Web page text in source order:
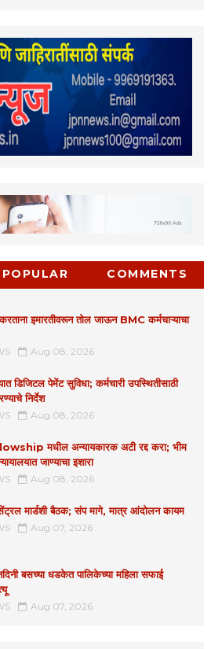
POPULAR COMMENTS
इमारतीवरून तोल जाऊन BMC कर्मचाऱ्याचा
Aug 08, 2026
डिजिटल पेमेंट सुविधा; कर्मचारी उपस्थितीसाठी
निर्देश
Aug 08, 2026
मधील अन्यायकारक अटी रद्द करा; भीम
जाण्याचा इशारा
Aug 08, 2026
मार्डशी बैठक; संप मागे, मात्र आंदोलन कायम
Aug 07, 2026
बसच्या धडकेत पालिकेच्या महिला सफाई
Aug 07, 2026